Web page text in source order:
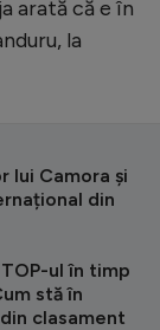
arată că e în
la
lui Camora și
din
ul în timp
stă în
clasament